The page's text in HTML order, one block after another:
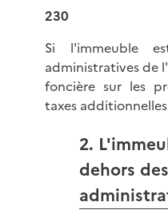
230
Si l'immeuble
administratives de
foncière sur les
taxes
2.
dehors